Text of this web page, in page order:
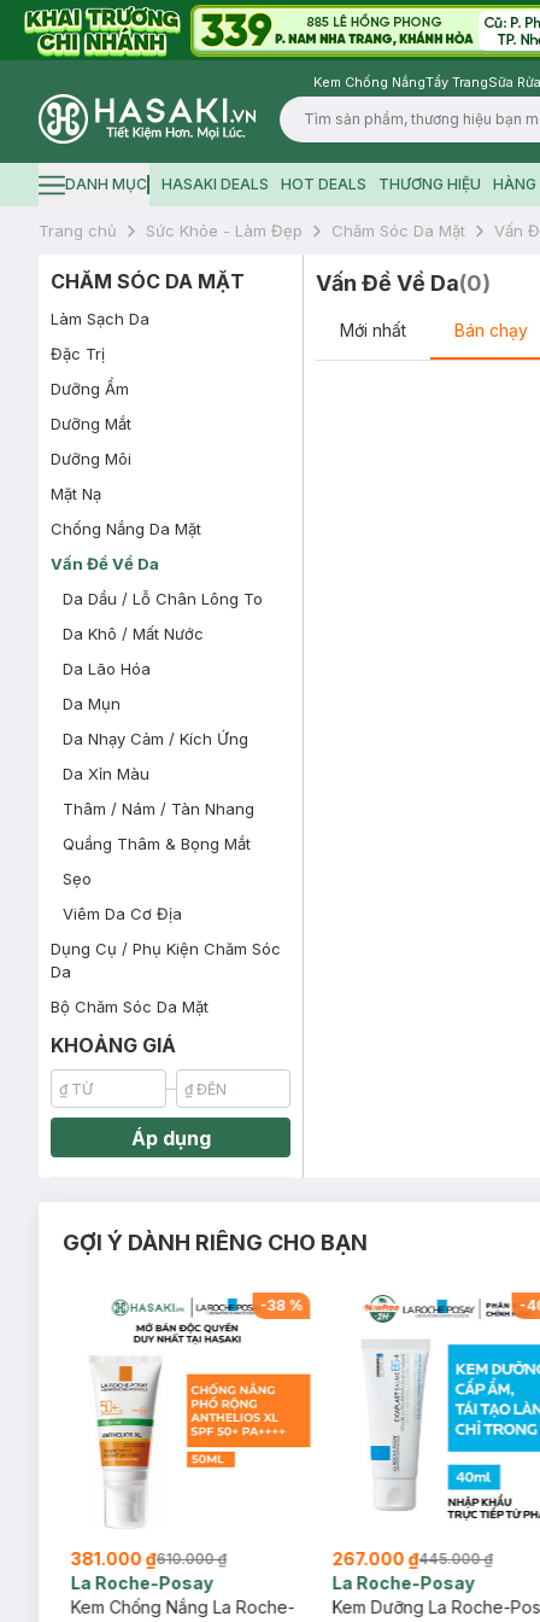
Kem Chống NắngTẩy TrangSữa
Logo
Hamburger icon
DANH MỤC HASAKI DEALS HOT DEALS THƯƠNG HIỆU HÀNG
Trang chủ Sức Khỏe - Làm Đẹp Chăm Sóc Da Mặt Vấn
CHĂM SÓC DA MẶT
Làm Sạch Da
Đặc Trị
Dưỡng Ẩm
Dưỡng Mắt
Dưỡng Môi
Mặt Nạ
Chống Nắng Da Mặt
Vấn Đề Về Da
Da Dầu / Lỗ Chân Lông To
Da Khô / Mất Nước
Da Lão Hóa
Da Mụn
Da Nhạy Cảm / Kích Ứng
Da Xỉn Màu
Thâm / Nám / Tàn Nhang
Quầng Thâm & Bọng Mắt
Sẹo
Viêm Da Cơ Địa
Dụng Cụ / Phụ Kiện Chăm Sóc
Da
Bộ Chăm Sóc Da Mặt
KHOẢNG GIÁ
Áp dụng
Vấn Đề Về Da(0)
Mới nhất Bán chạy
GỢI Ý DÀNH RIÊNG CHO BẠN
-38%
381.000 ₫610.000 ₫
La Roche-Posay
Kem Chống Nắng La Roche-
-
267.000 ₫445.000 ₫
La Roche-Posay
Kem Dưỡng La Roche-